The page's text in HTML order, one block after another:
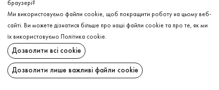
ДОДАТИ ДО КОШИКА
ОБЕРІТЬ РОЗМІР
Лонгслів
ДОДАТИ ДО КОШИКА
ОПИС
браузері?
Ми використовуємо файли cookie, щоб покращити роботу на цьому веб-
сайті. Ви можете дізнатися більше про наші файли cookie та про те, як ми
їх використовуємо
Політика cookie.
Дозволити всі cookie
Дозволити лише важливі файли cookie